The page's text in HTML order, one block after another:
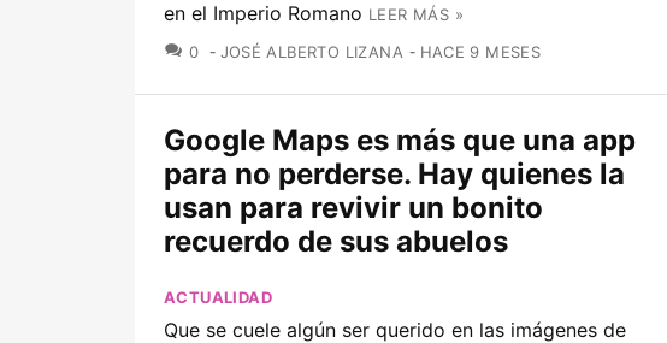
en el Imperio Romano LEER MÁS »
0 COMENTARIOS
JOSÉ ALBERTO LIZANA HACE 9 MESES
Google Maps es más que una app
para no perderse. Hay quienes la
usan para revivir un bonito
recuerdo de sus abuelos
ACTUALIDAD
Que se cuele algún ser querido en las imágenes de